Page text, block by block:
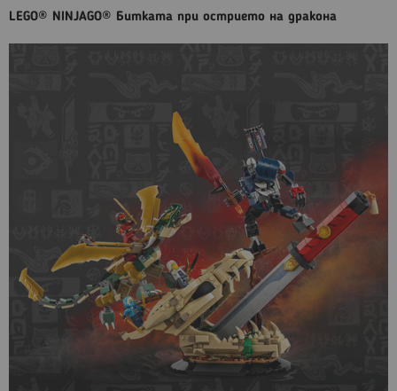
LEGO® NINJAGO® Битката при острието на дракона